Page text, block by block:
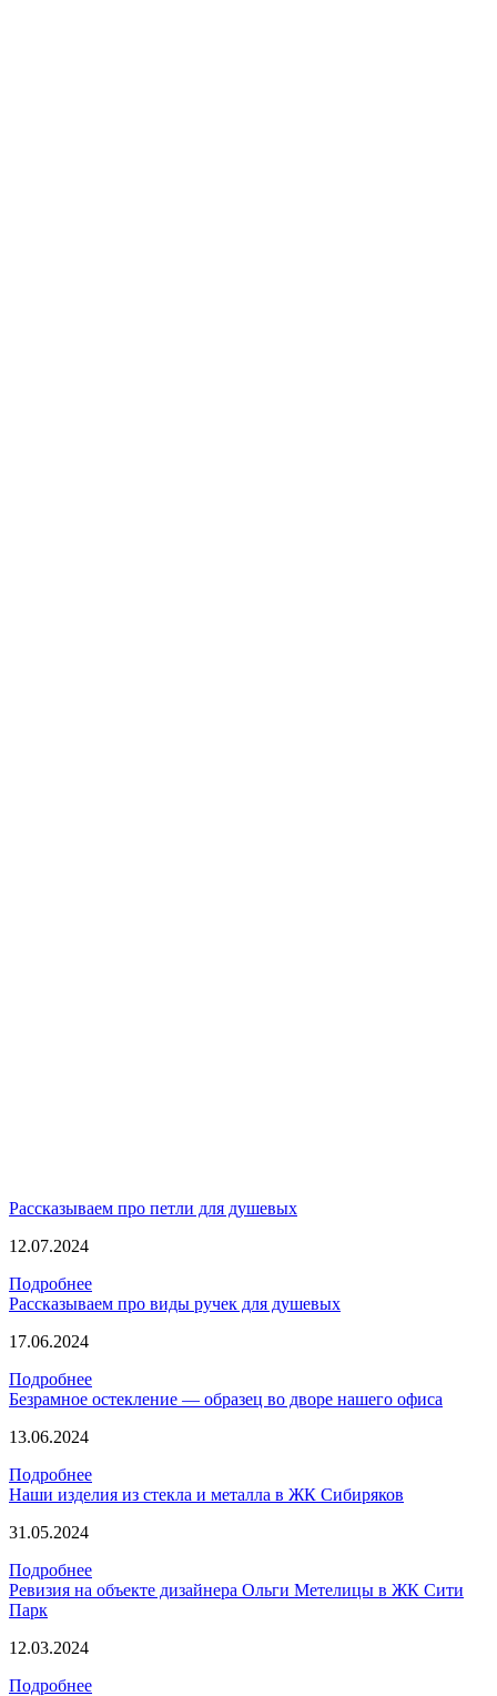
Рассказываем про петли для душевых
12.07.2024
Подробнее
Рассказываем про виды ручек для душевых
17.06.2024
Подробнее
Безрамное остекление — образец во дворе нашего офиса
13.06.2024
Подробнее
Наши изделия из стекла и металла в ЖК Сибиряков
31.05.2024
Подробнее
Ревизия на объекте дизайнера Ольги Метелицы в ЖК Сити
Парк
12.03.2024
Подробнее